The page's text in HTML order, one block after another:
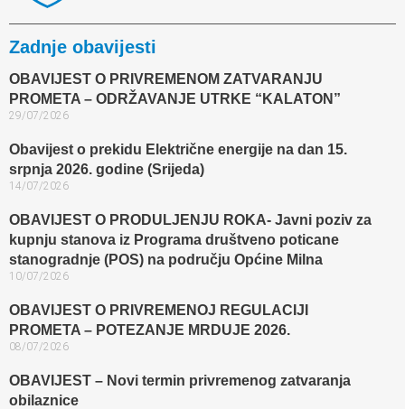
Zadnje obavijesti
OBAVIJEST O PRIVREMENOM ZATVARANJU
PROMETA – ODRŽAVANJE UTRKE “KALATON”
29/07/2026
Obavijest o prekidu Električne energije na dan 15.
srpnja 2026. godine (Srijeda)
14/07/2026
OBAVIJEST O PRODULJENJU ROKA- Javni poziv za
kupnju stanova iz Programa društveno poticane
stanogradnje (POS) na području Općine Milna
10/07/2026
OBAVIJEST O PRIVREMENOJ REGULACIJI
PROMETA – POTEZANJE MRDUJE 2026.
08/07/2026
OBAVIJEST – Novi termin privremenog zatvaranja
obilaznice​